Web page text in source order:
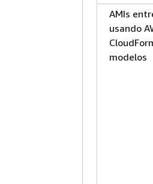
AMIs
usando
modelos